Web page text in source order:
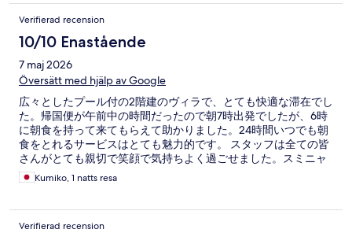
Verifierad recension
10/10 Enastående
7 maj 2026
Översätt med hjälp av Google
広々としたプール付の2階建のヴィラで、とても快適な滞在でし
た。帰国便が午前中の時間だったので朝7時出発でしたが、6時
に朝食を持って来てもらえて助かりました。24時間いつでも朝
食をとれるサービスはとても魅力的です。 スタッフは全ての皆
さんがとても親切で笑顔で気持ちよく過ごせました。スミニャ
ックの繁華街からも近いのでとてもおすすめです。
Kumiko, 1 natts resa
Verifierad recension